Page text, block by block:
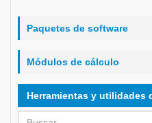
Paquetes de software
Módulos de cálculo
Herramientas y utilidades